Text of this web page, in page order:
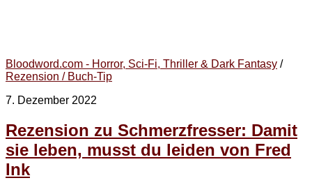
Bloodword.com - Horror, Sci-Fi, Thriller & Dark Fantasy /
Rezension / Buch-Tip
7. Dezember 2022
Rezension zu Schmerzfresser: Damit
sie leben, musst du leiden von Fred
Ink